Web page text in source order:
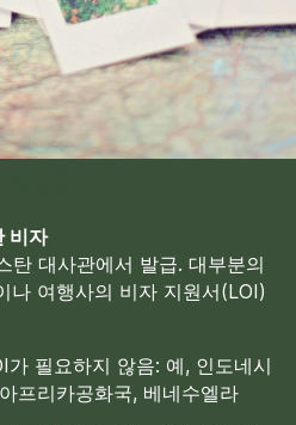
비자
대사관에서 발급. 대부분의
나 여행사의 비자 지원서(LOI)
가 필요하지 않음: 예, 인도네시
프리카공화국, 베네수엘라